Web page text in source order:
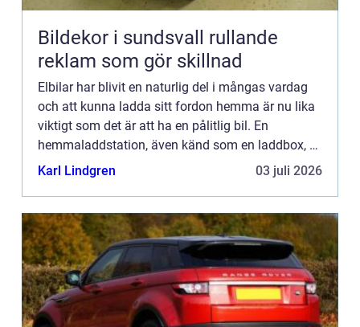
Bildekor i sundsvall rullande
reklam som gör skillnad
Elbilar har blivit en naturlig del i mångas vardag
och att kunna ladda sitt fordon hemma är nu lika
viktigt som det är att ha en pålitlig bil. En
hemmaladdstation, även känd som en laddbox, är
en viktig investerin...
Karl Lindgren 03 juli 2026